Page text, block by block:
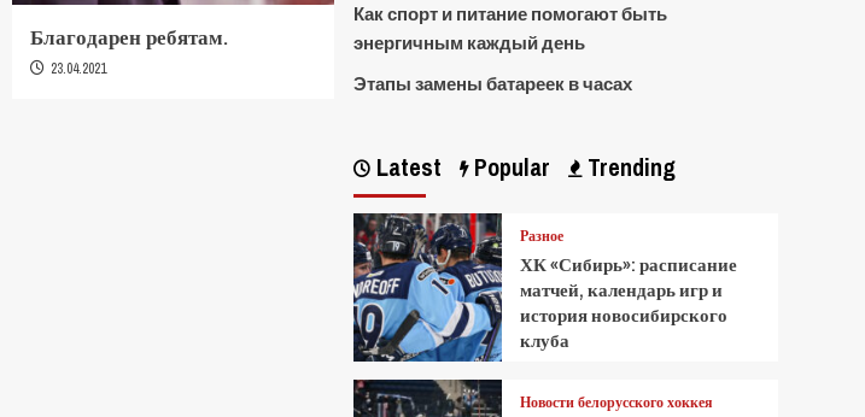
Благодарен ребятам.
23.04.2021
Как спорт и питание помогают быть
энергичным каждый день
Этапы замены батареек в часах
Latest Popular Trending
Разное
ХК «Сибирь»: расписание
матчей, календарь игр и
история новосибирского
клуба
Новости белорусского хоккея